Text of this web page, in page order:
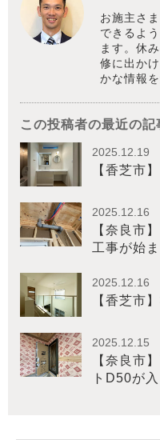
お施主さ
できるよ
ます。休
修に出か
かな情報
この投稿者の最近の記
2025.12.19
【香芝市
2025.12.16
【奈良市
工事が始
2025.12.16
【香芝市
2025.12.15
【奈良市
トD50が